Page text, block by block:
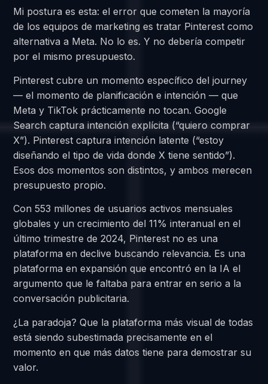
Mi postura es esta: el error que cometen la mayoría
de los equipos de marketing es tratar Pinterest como
alternativa a Meta. No lo es. Y no debería competir
por el mismo presupuesto.
Pinterest cubre un momento específico del journey
— el momento de planificación e intención — que
Meta y TikTok prácticamente no tocan. Google
Search captura intención explícita (“quiero comprar
X”). Pinterest captura intención latente (“estoy
diseñando el tipo de vida donde X tiene sentido”).
Esos dos momentos son distintos, y ambos merecen
presupuesto propio.
Con 553 millones de usuarios activos mensuales
globales y un crecimiento del 11% interanual en el
último trimestre de 2024, Pinterest no es una
plataforma en declive buscando relevancia. Es una
plataforma en expansión que encontró en la IA el
argumento que le faltaba para entrar en serio a la
conversación publicitaria.
¿La paradoja? Que la plataforma más visual de todas
está siendo subestimada precisamente en el
momento en que más datos tiene para demostrar su
valor.